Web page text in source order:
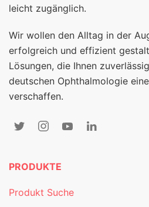
leicht zugänglich.
Wir wollen den Alltag in der
erfolgreich und effizient
Lösungen, die Ihnen
deutschen Ophthalmologie
verschaffen.
PRODUKTE
Produkt Suche